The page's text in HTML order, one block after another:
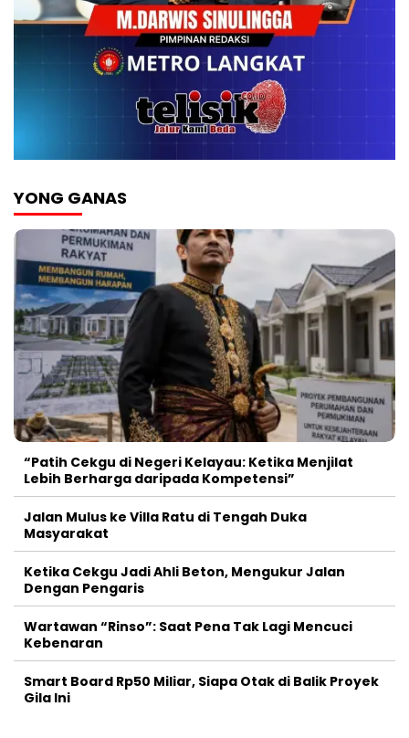
YONG GANAS
“Patih Cekgu di Negeri Kelayau: Ketika Menjilat
Lebih Berharga daripada Kompetensi”
Jalan Mulus ke Villa Ratu di Tengah Duka
Masyarakat
Ketika Cekgu Jadi Ahli Beton, Mengukur Jalan
Dengan Pengaris
Wartawan “Rinso”: Saat Pena Tak Lagi Mencuci
Kebenaran
Smart Board Rp50 Miliar, Siapa Otak di Balik Proyek
Gila Ini